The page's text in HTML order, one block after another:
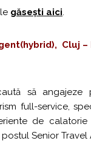
găsești aici.
Cluj –
să angajeze
full-service,
de
Senior Travel